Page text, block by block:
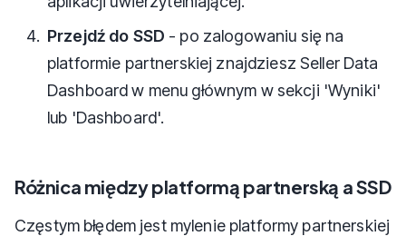
Przejdź do SSD - po zalogowaniu się na
platformie partnerskiej znajdziesz Seller Data
Dashboard w menu głównym w sekcji 'Wyniki'
lub 'Dashboard'.
Różnica między platformą partnerską a SSD
Częstym błędem jest mylenie platformy partnerskiej